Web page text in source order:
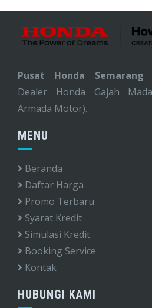
Pusat Honda Semarang
Dealer Honda Gajah
Armada Motor).
MENU
Beranda
Daftar Harga
Promo Terbaru
Syarat Kredit
Simulasi Kredit
Booking Service
Kontak
HUBUNGI KAMI